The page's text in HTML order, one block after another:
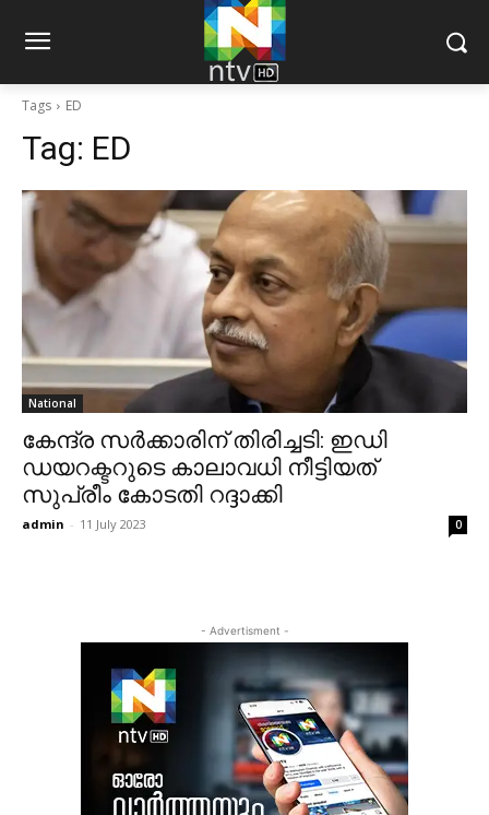
Tags ED
Tag: ED
National
കേന്ദ്ര സർക്കാരിന് തിരിച്ചടി: ഇഡി
ഡയറക്ടറുടെ കാലാവധി നീട്ടിയത്
സുപ്രീം കോടതി റദ്ദാക്കി
admin - 11 July 2023 0
- Advertisment -